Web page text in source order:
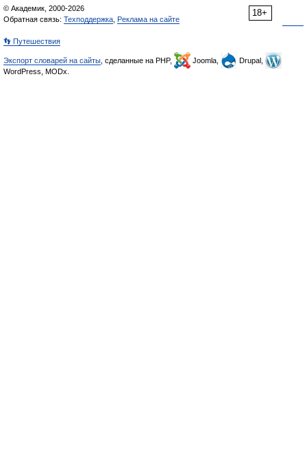
18+
© Академик, 2000-2026
Обратная связь: Техподдержка Реклама на сайте
👣 Путешествия
Экспорт словарей на сайты , сделанные на PHP, Joomla,
Drupal,
WordPress, MODx.